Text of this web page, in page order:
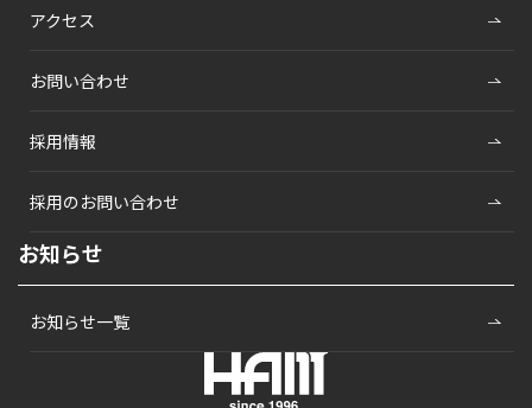
アクセス
お問い合わせ
採用情報
採用のお問い合わせ
お知らせ
お知らせ一覧